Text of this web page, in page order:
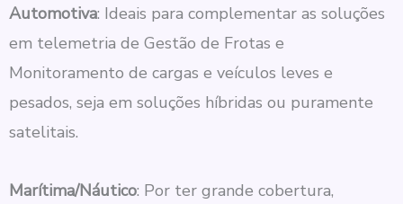
Automotiva: Ideais para complementar as soluções
em telemetria de Gestão de Frotas e
Monitoramento de cargas e veículos leves e
pesados, seja em soluções híbridas ou puramente
satelitais.
Marítima/Náutico: Por ter grande cobertura,